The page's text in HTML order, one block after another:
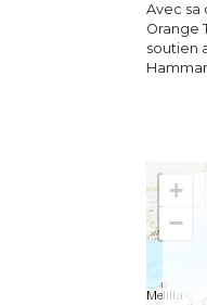
Avec sa
Orange
soutien